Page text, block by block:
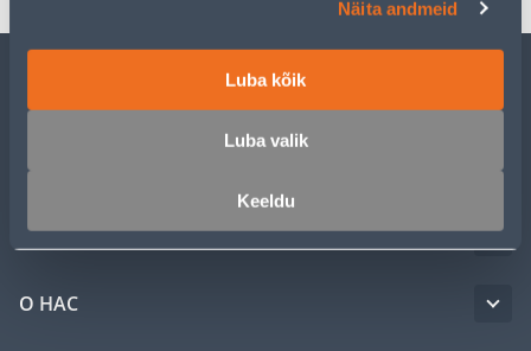
Näita andmeid
Luba kõik
Luba valik
Keeldu
ОБСЛУЖИВАНИЕ ЧАСТНЫХ КЛИЕНТОВ
УСЛУГИ
КЛУБ МАСТЕРОВ
О НАС